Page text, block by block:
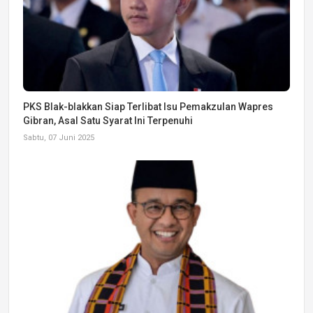
PKS Blak-blakkan Siap Terlibat Isu Pemakzulan Wapres
Gibran, Asal Satu Syarat Ini Terpenuhi
Sabtu, 07 Juni 2025